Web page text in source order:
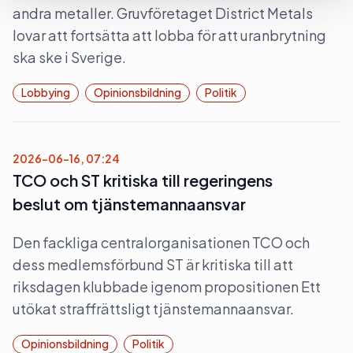
andra metaller. Gruvföretaget District Metals
lovar att fortsätta att lobba för att uranbrytning
ska ske i Sverige.
Lobbying Opinionsbildning Politik
2026-06-16, 07:24
TCO och ST kritiska till regeringens
beslut om tjänstemannaansvar
Den fackliga centralorganisationen TCO och
dess medlemsförbund ST är kritiska till att
riksdagen klubbade igenom propositionen Ett
utökat straffrättsligt tjänstemannaansvar.
Opinionsbildning Politik